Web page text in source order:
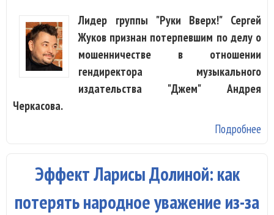
Лидер группы "Руки Вверх!" Сергей
Жуков признан потерпевшим по делу о
мошенничестве в отношении
гендиректора музыкального
издательства "Джем" Андрея
Черкасова.
Подробнее
Эффект Ларисы Долиной: как
потерять народное уважение из-за